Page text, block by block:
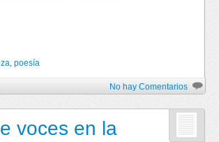
, poesía
No hay Comentarios
voces en la